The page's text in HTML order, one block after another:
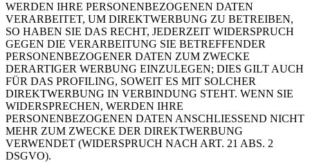
WERDEN IHRE PERSONENBEZOGENEN DATEN
VERARBEITET, UM DIREKTWERBUNG ZU BETREIBEN,
SO HABEN SIE DAS RECHT, JEDERZEIT WIDERSPRUCH
GEGEN DIE VERARBEITUNG SIE BETREFFENDER
PERSONENBEZOGENER DATEN ZUM ZWECKE
DERARTIGER WERBUNG EINZULEGEN; DIES GILT AUCH
FÜR DAS PROFILING, SOWEIT ES MIT SOLCHER
DIREKTWERBUNG IN VERBINDUNG STEHT. WENN SIE
WIDERSPRECHEN, WERDEN IHRE
PERSONENBEZOGENEN DATEN ANSCHLIESSEND NICHT
MEHR ZUM ZWECKE DER DIREKTWERBUNG
VERWENDET (WIDERSPRUCH NACH ART. 21 ABS. 2
DSGVO).